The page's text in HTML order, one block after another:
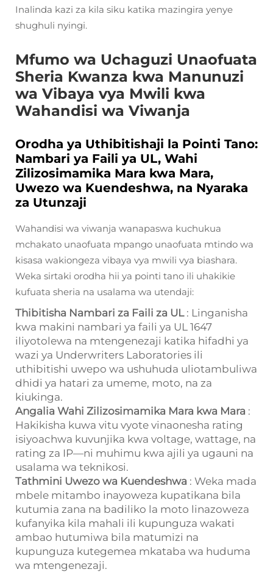
Inalinda kazi za kila siku katika mazingira yenye
shughuli nyingi.
Mfumo wa Uchaguzi Unaofuata
Sheria Kwanza kwa Manunuzi
wa Vibaya vya Mwili kwa
Wahandisi wa Viwanja
Orodha ya Uthibitishaji la Pointi Tano:
Nambari ya Faili ya UL, Wahi
Zilizosimamika Mara kwa Mara,
Uwezo wa Kuendeshwa, na Nyaraka
za Utunzaji
Wahandisi wa viwanja wanapaswa kuchukua
mchakato unaofuata mpango unaofuata mtindo wa
kisasa wakiongeza vibaya vya mwili vya biashara.
Weka sirtaki orodha hii ya pointi tano ili uhakikie
kufuata sheria na usalama wa utendaji:
Thibitisha Nambari za Faili za UL : Linganisha
kwa makini nambari ya faili ya UL 1647
iliyotolewa na mtengenezaji katika hifadhi ya
wazi ya Underwriters Laboratories ili
uthibitishi uwepo wa ushuhuda uliotambuliwa
dhidi ya hatari za umeme, moto, na za
kiukinga.
Angalia Wahi Zilizosimamika Mara kwa Mara :
Hakikisha kuwa vitu vyote vinaonesha rating
isiyoachwa kuvunjika kwa voltage, wattage, na
rating za IP—ni muhimu kwa ajili ya ugauni na
usalama wa teknikosi.
Tathmini Uwezo wa Kuendeshwa : Weka mada
mbele mitambo inayoweza kupatikana bila
kutumia zana na badiliko la moto linazoweza
kufanyika kila mahali ili kupunguza wakati
ambao hutumiwa bila matumizi na
kupunguza kutegemea mkataba wa huduma
wa mtengenezaji.